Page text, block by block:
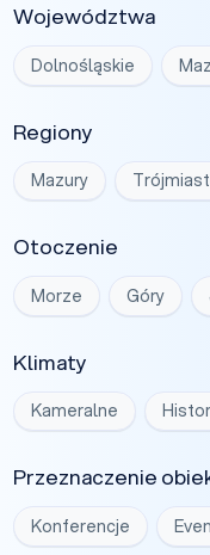
Województwa
Dolnośląskie
Regiony
Mazury
Otoczenie
Morze Góry
Klimaty
Kameralne
Przeznaczenie
Konferencje